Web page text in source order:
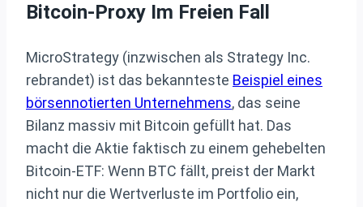
Bitcoin-Proxy Im Freien Fall
MicroStrategy (inzwischen als Strategy Inc.
rebrandet) ist das bekannteste Beispiel eines
börsennotierten Unternehmens, das seine
Bilanz massiv mit Bitcoin gefüllt hat. Das
macht die Aktie faktisch zu einem gehebelten
Bitcoin‑ETF: Wenn BTC fällt, preist der Markt
nicht nur die Wertverluste im Portfolio ein,